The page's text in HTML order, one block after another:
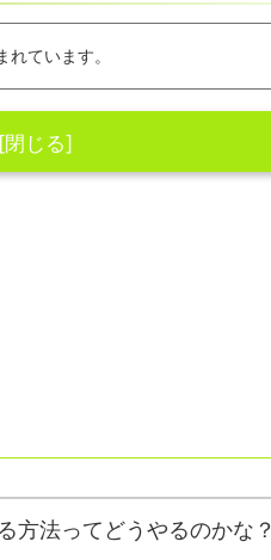
ています。
方法ってどうやるのかな？